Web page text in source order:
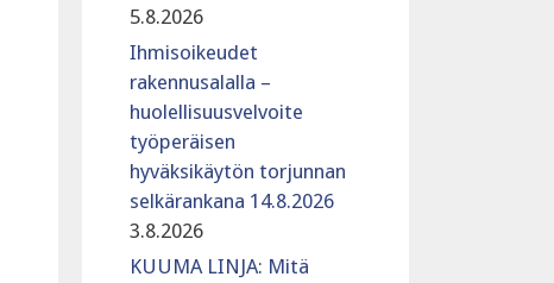
5.8.2026
Ihmisoikeudet
rakennusalalla –
huolellisuusvelvoite
työperäisen
hyväksikäytön torjunnan
selkärankana 14.8.2026
3.8.2026
KUUMA LINJA: Mitä